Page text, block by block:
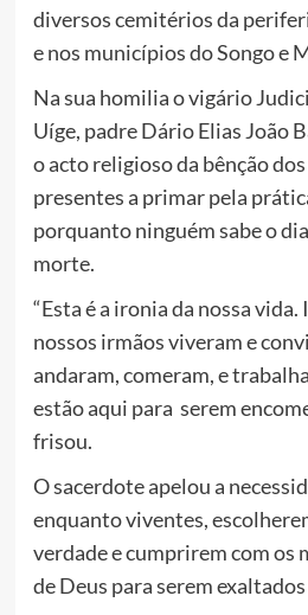
diversos cemitérios da
e nos municípios do Songo e
Na sua homilia o vigário
Uíge, padre Dário Elias João
o acto religioso da bênção
presentes a primar pela
porquanto ninguém sabe o
morte.
“Esta é a ironia da nossa
nossos irmãos viveram e
andaram, comeram, e
estão aqui para serem
frisou.
O sacerdote apelou a
enquanto viventes,
verdade e cumprirem com os
de Deus para serem